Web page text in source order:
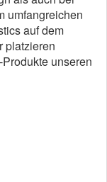
umfangreichen
auf dem
platzieren
unseren